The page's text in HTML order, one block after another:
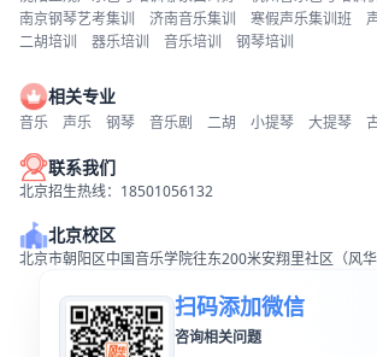
南京钢琴艺考集训
济南音乐集训 寒假声乐集训班
二胡培训
器乐培训 音乐培训 钢琴培训
相关专业
音乐 声乐 钢琴 音乐剧 二胡 小提琴 大提琴
联系我们
北京招生热线：18501056132
北京校区
北京市朝阳区中国音乐学院往东200米安翔里社区（风华
扫码添加微信
咨询相关问题